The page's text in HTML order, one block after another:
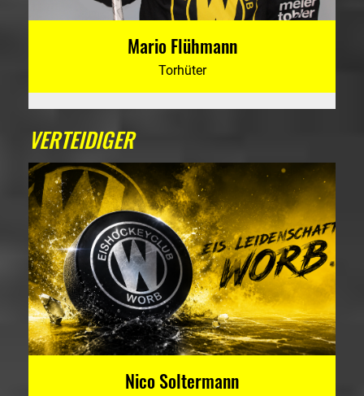
Mario Flühmann
Torhüter
VERTEIDIGER
Nico Soltermann